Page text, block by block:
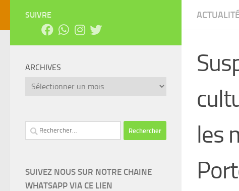
ACTUALITÉ
les
SUIVRE
ARCHIVES
Archives
Rechercher :
SUIVEZ NOUS SUR NOTRE CHAINE
WHATSAPP VIA CE LIEN